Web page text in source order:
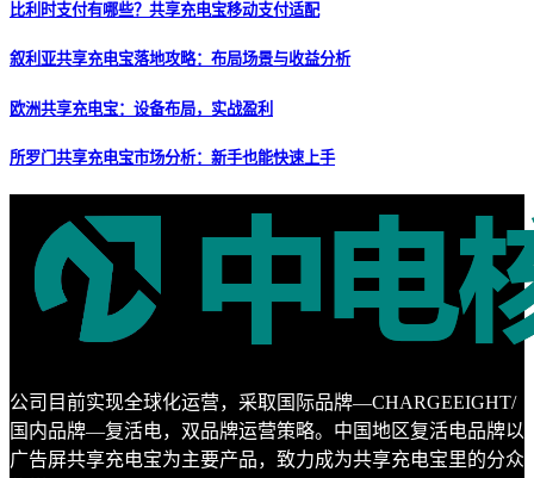
比利时支付有哪些？共享充电宝移动支付适配
叙利亚共享充电宝落地攻略：布局场景与收益分析
欧洲共享充电宝：设备布局，实战盈利
所罗门共享充电宝市场分析：新手也能快速上手
公司目前实现全球化运营，采取国际品牌—CHARGEEIGHT/
国内品牌—复活电，双品牌运营策略。中国地区复活电品牌以
广告屏共享充电宝为主要产品，致力成为共享充电宝里的分众